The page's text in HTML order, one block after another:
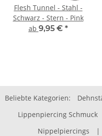
Flesh Tunnel - Stahl -
Schwarz - Stern - Pink
ab 9,95 € *
Beliebte Kategorien:
Lippenpiercing Schmuck
Nippelpiercings
|